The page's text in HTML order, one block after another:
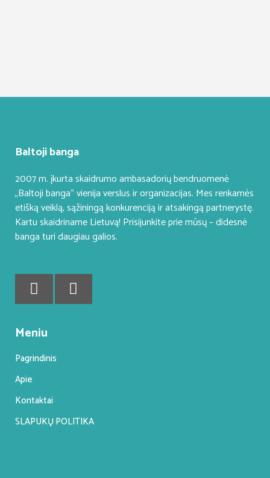
Baltoji banga
2007 m. įkurta skaidrumo ambasadorių bendruomenė
„Baltoji banga“ vienija verslus ir organizacijas. Mes renkamės
etišką veiklą, sąžiningą konkurenciją ir atsakingą partnerystę.
Kartu skaidriname Lietuvą! Prisijunkite prie mūsų – didesnė
banga turi daugiau galios.
Meniu
Pagrindinis
Apie
Kontaktai
SLAPUKŲ POLITIKA